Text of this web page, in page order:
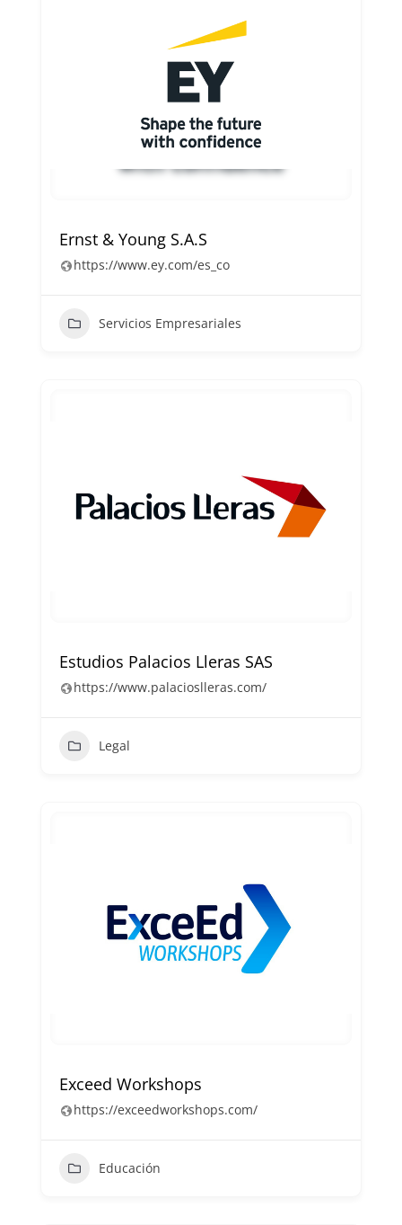
Ernst & Young S.A.S
https://www.ey.com/es_co
Servicios Empresariales
Estudios Palacios Lleras SAS
https://www.palacioslleras.com/
Legal
Exceed Workshops
https://exceedworkshops.com/
Educación